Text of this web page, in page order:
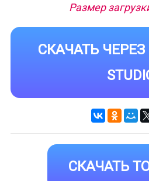
Размер
СКАЧАТЬ ЧЕРЕЗ
СКАЧАТЬ